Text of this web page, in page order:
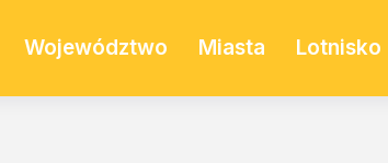
Województwo Miasta Lotnisko